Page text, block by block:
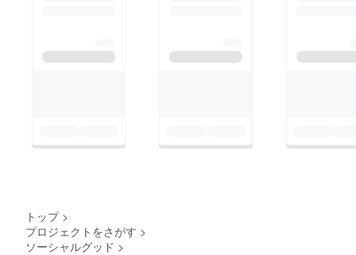
トップ >
プロジェクトをさがす >
ソーシャルグッド >